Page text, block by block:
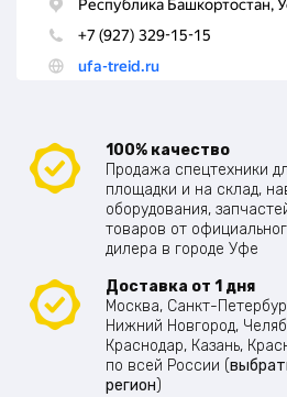
100% качество
Продажа спецтехники
площадки и на склад,
оборудования,
товаров от
дилера в городе Уфе
Доставка от 1 дня
Москва, Санкт-
Нижний Новгород,
Краснодар, Казань,
по всей России (
регион)